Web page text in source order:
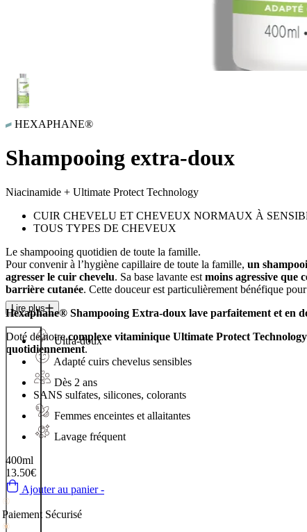
HEXAPHANE®
Shampooing extra-doux
Niacinamide + Ultimate Protect Technology
CUIR CHEVELU ET CHEVEUX NORMAUX À
TOUS TYPES DE CHEVEUX
Le shampooing quotidien de toute la famille.
Pour convenir à l’hygiène capillaire de toute la famille, un
agresser le cuir chevelu. Sa base lavante est moins agressive que
barrière cutanée. Cette douceur est particulièrement bénéfique
Hexaphane® Shampooing Extra-doux lave parfaitement et en
Doté de notrecomplexe vitaminique Ultimate Protect Technology
quotidiennement.
Lire plus
Ultra-doux
Adapté cuirs chevelus sensibles
Dès 2 ans
SANS sulfates, silicones, colorants
Femmes enceintes et allaitantes
Lavage fréquent
400ml
13.50€
Ajouter au panier -
Paiement Sécurisé